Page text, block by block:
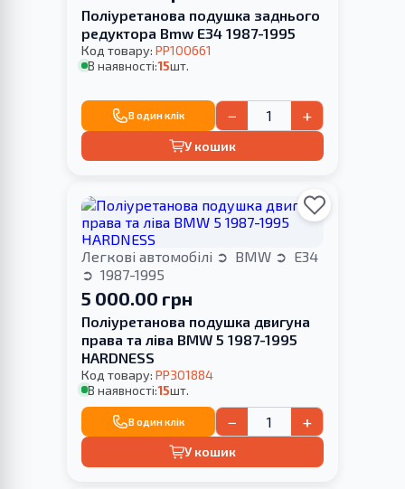
Поліуретанова подушка заднього
редуктора Bmw E34 1987-1995
Код товару: PP100661
В наявності:15шт.
В один клік − +
У кошик
Легкові автомобілі BMW
E34
1987-1995
5 000.00 грн
Поліуретанова подушка двигуна
права та ліва BMW 5 1987-1995
HARDNESS
Код товару: PP301884
В наявності:15шт.
В один клік − +
У кошик